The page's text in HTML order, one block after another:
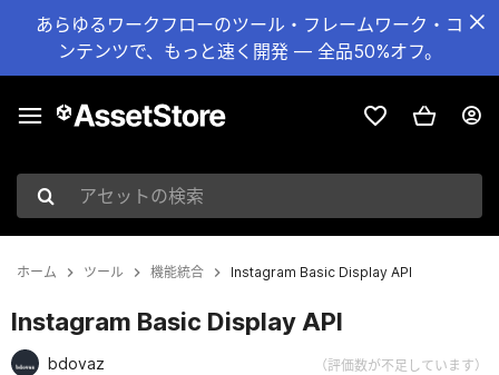
あらゆるワークフローのツール・フレームワーク・コ
ンテンツで、もっと速く開発 — 全品50%オフ。
アセットの検索
ホーム ツール 機能統合 Instagram Basic Display API
Instagram Basic Display API
bdovaz （評価数が不足しています）